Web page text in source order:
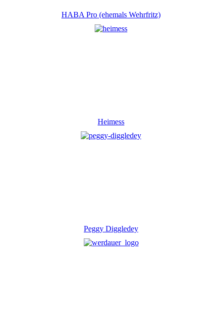
HABA Pro (ehemals Wehrfritz)
Heimess
Peggy Diggledey